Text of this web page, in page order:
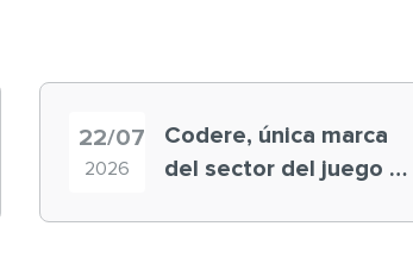
22/07
2026
Codere, única marca
del sector del juego en